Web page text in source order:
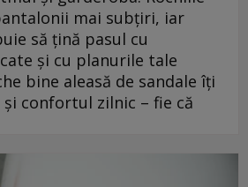
mai subțiri, iar
să țină pasul cu
și cu planurile tale
bine aleasă de sandale îți
confortul zilnic – fie că